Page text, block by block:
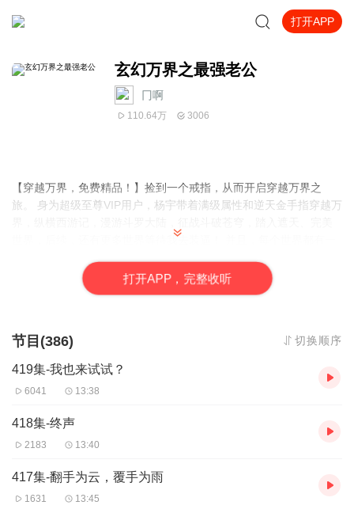
打开APP
玄幻万界之最强老公
冂啊
110.64万 3006
【穿越万界，免费精品！】捡到一个戒指，从而开启穿越万界之
旅。 身为超级至尊VIP用户，杨宇带着满级属性和逆天金手指穿越万
世界，后续，还有更多世界等待我去装逼！ 并且，每个世界都有一
打开APP，完整收听
节目(386) 切换顺序
419集-我也来试试？
6041 13:38
418集-终声
2183 13:40
417集-翻手为云，覆手为雨
1631 13:45